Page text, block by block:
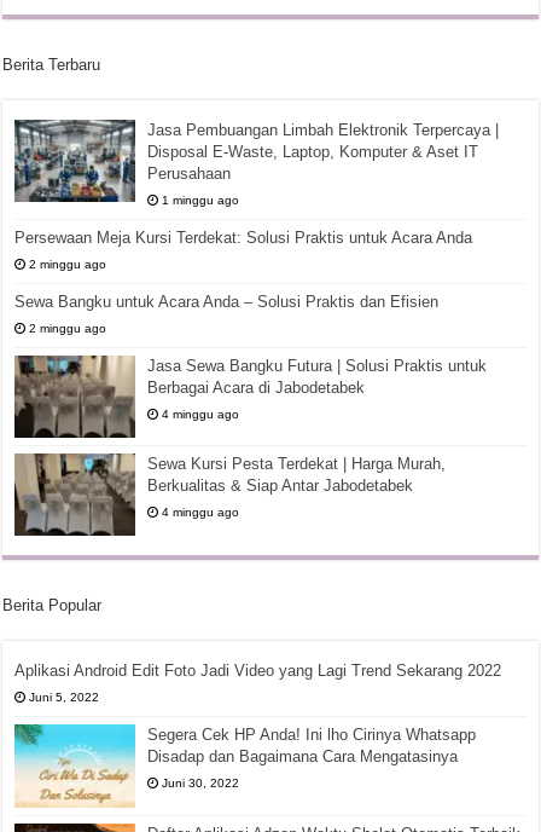
Berita Terbaru
Jasa Pembuangan Limbah Elektronik Terpercaya |
Disposal E-Waste, Laptop, Komputer & Aset IT
Perusahaan
1 minggu ago
Persewaan Meja Kursi Terdekat: Solusi Praktis untuk Acara Anda
2 minggu ago
Sewa Bangku untuk Acara Anda – Solusi Praktis dan Efisien
2 minggu ago
Jasa Sewa Bangku Futura | Solusi Praktis untuk
Berbagai Acara di Jabodetabek
4 minggu ago
Sewa Kursi Pesta Terdekat | Harga Murah,
Berkualitas & Siap Antar Jabodetabek
4 minggu ago
Berita Popular
Aplikasi Android Edit Foto Jadi Video yang Lagi Trend Sekarang 2022
Juni 5, 2022
Segera Cek HP Anda! Ini lho Cirinya Whatsapp
Disadap dan Bagaimana Cara Mengatasinya
Juni 30, 2022